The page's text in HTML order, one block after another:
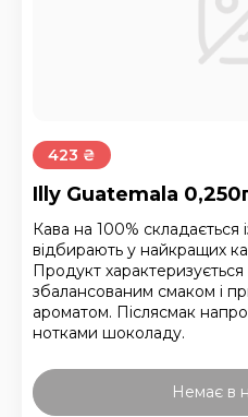
423 ₴
Illy Guatemala
Кава на 100% складається
відбирають у найкращих
Продукт характеризується
збалансованим смаком і
ароматом. Післясмак
нотками шоколаду.
Немає в